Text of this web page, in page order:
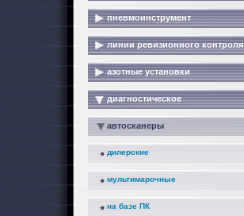
пневмоинструмент
линии ревизионного контроля
азотные установки
диагностическое
автосканеры
дилерские
мультимарочные
на базе ПК